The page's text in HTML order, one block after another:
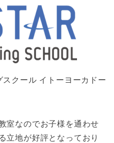
クール イトーヨーカドー
室なのでお子様を通わせ
立地が好評となっており